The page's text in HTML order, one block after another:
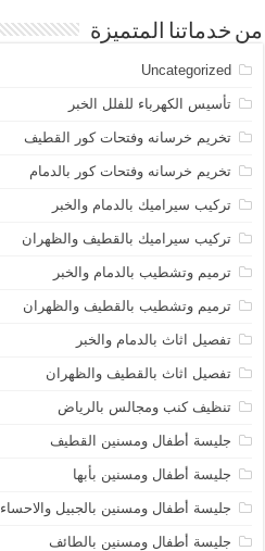
من خدماتنا المتميزة
Uncategorized
تأسيس الكهرباء للفلل الخبر
تخريم خرسانه وفتحات كور القطيف
تخريم خرسانه وفتحات كور بالدمام
تركيب سيراميك بالدمام والخبر
تركيب سيراميك بالقطيف والظهران
ترميم وتشطيب بالدمام والخبر
ترميم وتشطيب بالقطيف والظهران
تفصيل اثاث بالدمام والخبر
تفصيل اثاث بالقطيف والظهران
تنظيف كنب ومجالس بالرياض
جليسة أطفال ومسنين القطيف
جليسة أطفال ومسنين بأبها
جليسة أطفال ومسنين بالجبيل والاحساء
جليسة أطفال ومسنين بالطائف